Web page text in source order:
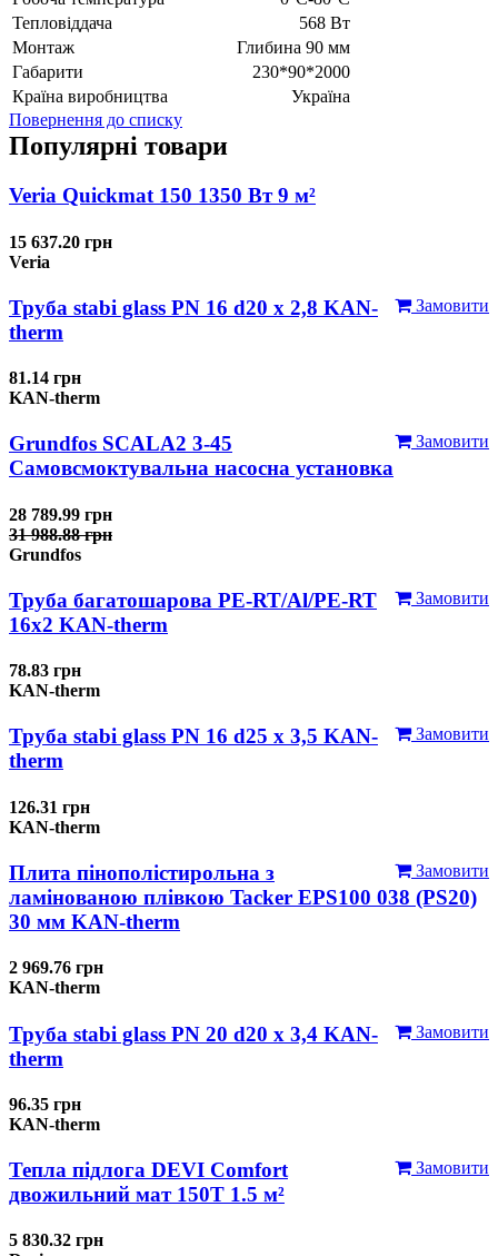
Тепловіддача
568 Вт
Монтаж
Глибина 90 мм
Габарити
230*90*2000
Країна виробництва
Україна
Повернення до списку
Популярні товари
Veria Quickmat 150 1350 Вт 9 м²
15 637.20 грн
Veria
Замовити
Труба stabi glass PN 16 d20 х 2,8 KAN-
therm
81.14 грн
KAN-therm
Замовити
Grundfos SCALA2 3-45
Самовсмоктувальна насосна установка
28 789.99 грн
31 988.88 грн
Grundfos
Замовити
Труба багатошарова PE-RT/Al/PE-RT
16x2 KAN-therm
78.83 грн
KAN-therm
Замовити
Труба stabi glass PN 16 d25 х 3,5 KAN-
therm
126.31 грн
KAN-therm
Замовити
Плита пінополістирольна з
ламінованою плівкою Tacker EPS100 038 (PS20)
30 мм KAN-therm
2 969.76 грн
KAN-therm
Замовити
Труба stabi glass PN 20 d20 х 3,4 KAN-
therm
96.35 грн
KAN-therm
Замовити
Тепла підлога DEVI Comfort
двожильний мат 150T 1.5 м²
5 830.32 грн